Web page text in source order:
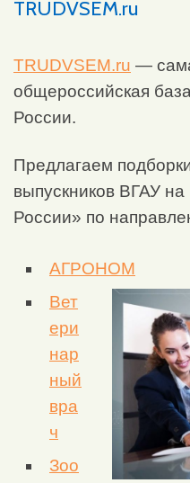
TRUDVSEM.ru
TRUDVSEM.ru —
общероссийская
России.
Предлагаем
выпускников ВГАУ
России» по
АГРОНОМ
Вет
ери
нар
ный
вра
ч
Зоо